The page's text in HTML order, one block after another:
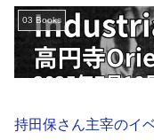
03 Books
持田保さん主宰のイ